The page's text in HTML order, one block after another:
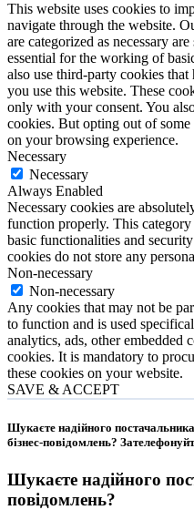
This website uses cookies to
navigate through the website.
are categorized as necessary
essential for the working of
also use third-party cookies
you use this website. These
only with your consent. You
cookies. But opting out of
on your browsing experience.
Necessary
Necessary
Always Enabled
Necessary cookies are
function properly. This
basic functionalities and
cookies do not store any
Non-necessary
Non-necessary
Any cookies that may not be
to function and is used
analytics, ads, other embedded
cookies. It is mandatory to
these cookies on your website.
SAVE & ACCEPT
Шукаєте надійного
бізнес-повідомлень?
Шукаєте надійного
повідомлень?